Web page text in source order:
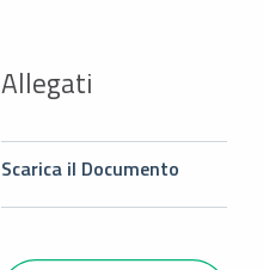
Allegati
Scarica il Documento